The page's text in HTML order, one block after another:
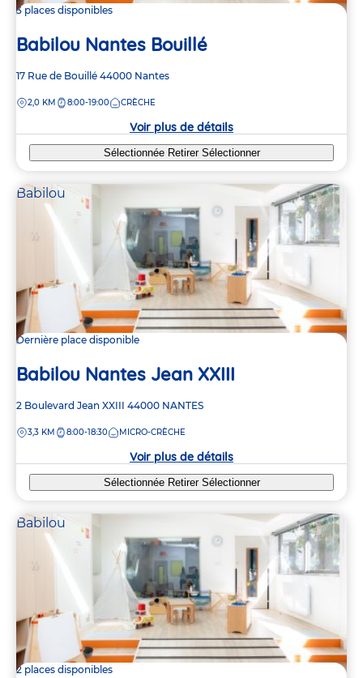
3 places disponibles
Babilou Nantes Bouillé
Adresse
la
17 Rue de Bouillé 44000 Nantes
DISTANCE
2,0 KM 8:00-19:00 CRÈCHE
Voir plus de détails
Sélectionnée Retirer Sélectionner
Babilou
Dernière place disponible
Babilou Nantes Jean XXIII
Adresse
la
2 Boulevard Jean XXIII 44000 NANTES
DISTANCE
3,3 KM 8:00-18:30 MICRO-CRÈCHE
Voir plus de détails
Sélectionnée Retirer Sélectionner
Babilou
2 places disponibles